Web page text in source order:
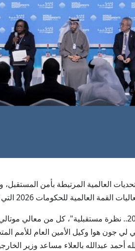
التحديات العالمية المرتبطة بأمن
التي تعقد تحت شعار "استشراف حكومات المستقبل".
وشارك في جلسة بعنوان: "نحو مؤتمر الأمم المتحدة للمياه
هوا وكيل الأمين العام للأمم
أحمد عبدالله بالعلاء مساعد وزير